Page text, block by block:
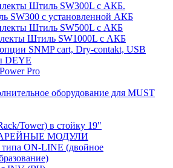
Штиль SW300L с АКБ.
SW300 с установленной АКБ
Штиль SW500L с АКБ
Штиль SW1000L с АКБ
SNMP cart, Dry-contakt, USB
DEYE
Pro
оборудование для MUST
Tower) в стойку 19"
МОДУЛИ
ON-LINE (двойное